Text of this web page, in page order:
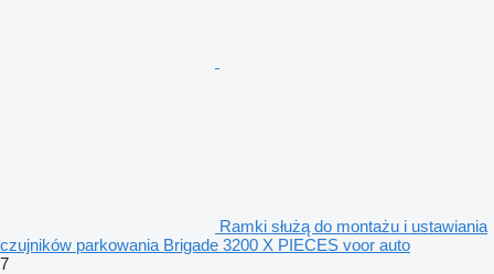
Ramki służą do montażu i ustawiania
czujników parkowania Brigade 3200 X PIECES voor auto
7